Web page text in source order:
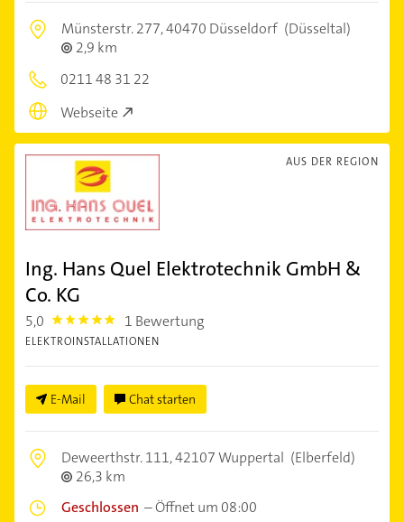
Münsterstr. 277,40470 Düsseldorf (Düsseltal)
2,9 km
0211 48 31 22
Webseite
AUS DER REGION
Ing. Hans Quel Elektrotechnik GmbH &
Co. KG
5,0 5.0 1 Bewertung
ELEKTROINSTALLATIONEN
E-Mail Chat starten
Deweerthstr. 111,42107 Wuppertal (Elberfeld)
26,3 km
Geschlossen –Öffnet um 08:00